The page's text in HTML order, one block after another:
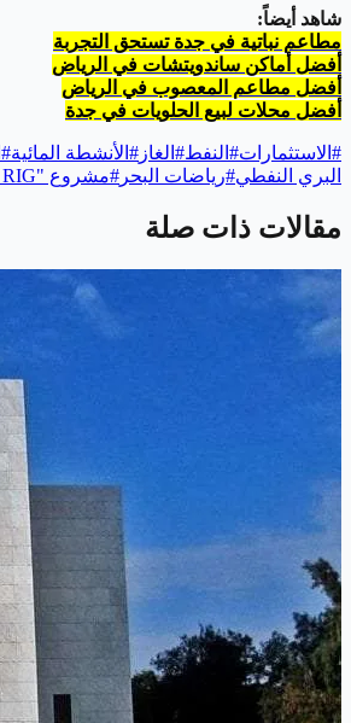
شاهد أيضاً:
مطاعم نباتية في جدة تستحق التجربة
أفضل أماكن ساندويتشات في الرياض
أفضل مطاعم المعصوب في الرياض
أفضل محلات لبيع الحلويات في جدة
# الاستثمارات# النفط# الغاز # الأنشطة المائية#
البري النفطي#رياضات البحر #مشروع "THE RIG"
مقالات ذات صلة